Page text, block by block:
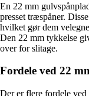
En 22 mm
presset træspåner.
hvilket gør dem
Den 22 mm tykkelse
over for slitage.
Fordele ved 22
Der er flere fordele